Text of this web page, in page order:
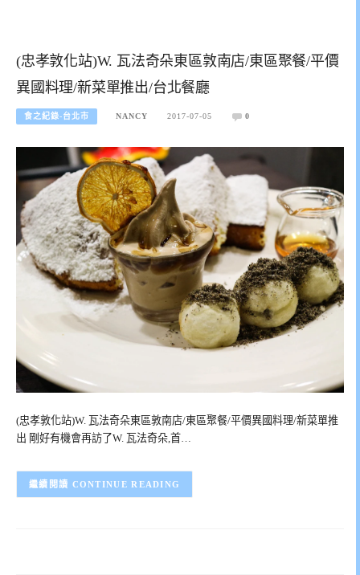
(忠孝敦化站)W. 瓦法奇朵東區敦南店/東區聚餐/平價
異國料理/新菜單推出/台北餐廳
食之紀錄-台北市 NANCY 2017-07-05 0
(忠孝敦化站)W. 瓦法奇朵東區敦南店/東區聚餐/平價異國料理/新菜單推
出 剛好有機會再訪了W. 瓦法奇朵,首…
CONTINUE READING